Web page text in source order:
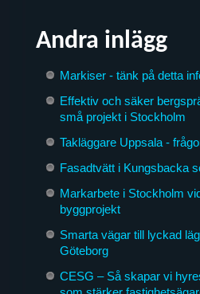
Andra inlägg
Markiser - tänk på detta
Effektiv och säker
små projekt i Stockholm
Takläggare Uppsala -
Fasadtvätt i Kungsbacka
Markarbete i Stockholm
byggprojekt
Smarta vägar till lyckad
Göteborg
CESG – Så skapar vi